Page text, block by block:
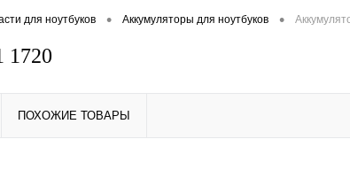
для ноутбуков • Аккумуляторы для ноутбуков •
1720
ПОХОЖИЕ ТОВАРЫ